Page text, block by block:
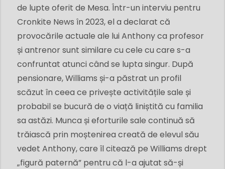
de lupte oferit de Mesa. Într-un interviu pentru
Cronkite News în 2023, el a declarat că
provocările actuale ale lui Anthony ca profesor
și antrenor sunt similare cu cele cu care s-a
confruntat atunci când se lupta singur. După
pensionare, Williams și-a păstrat un profil
scăzut în ceea ce privește activitățile sale și
probabil se bucură de o viață liniștită cu familia
sa astăzi. Munca și eforturile sale continuă să
trăiască prin moștenirea creată de elevul său
vedet Anthony, care îl citează pe Williams drept
„figură paternă” pentru că l-a ajutat să-și